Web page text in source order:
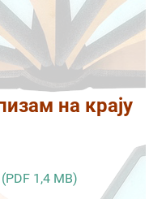
на крају
1,4 MB)